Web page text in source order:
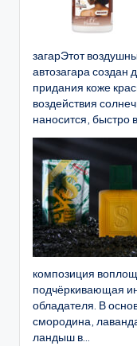
загарЭтот
автозагара создан
придания коже
воздействия
наносится, быстро
композиция
подчёркивающая
обладателя. В
смородина,
ландыш в...